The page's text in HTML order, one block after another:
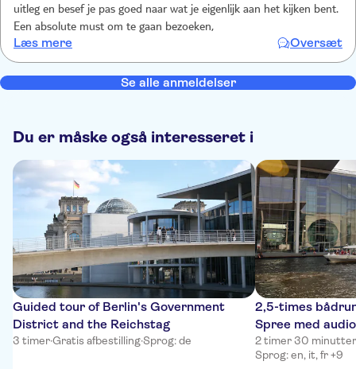
uitleg en besef je pas goed naar wat je eigenlijk aan het kijken bent.
Een absolute must om te gaan bezoeken,
Læs mere Oversæt
Se alle anmeldelser
Du er måske også interesseret i
Guided tour of Berlin's Government
District and the Reichstag
3 timer·Gratis afbestilling·Sprog: de
2,5-times
Spree med
2 timer 30 minutter
Sprog: en, it, fr +9